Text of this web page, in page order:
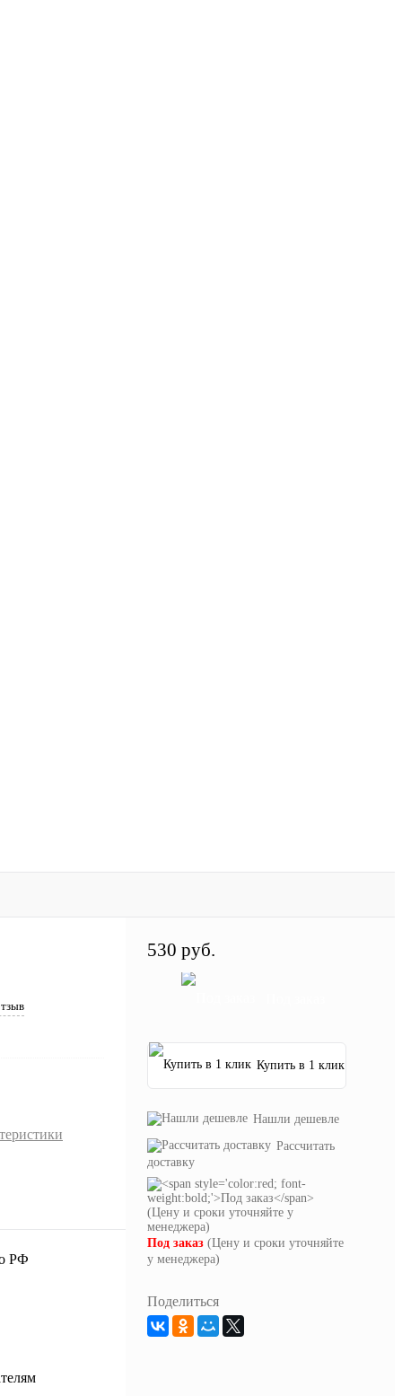
530 руб.
Купить в 1 клик
Нашли дешевле
Рассчитать
доставку
Под заказ (Цену и сроки уточняйте
у менеджера)
Поделиться